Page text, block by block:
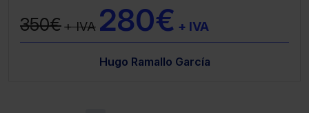
350€+ IVA 280€ + IVA
Hugo Ramallo García